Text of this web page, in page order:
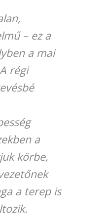
– ez a
a mai
régi
a
körbe,
a terep is